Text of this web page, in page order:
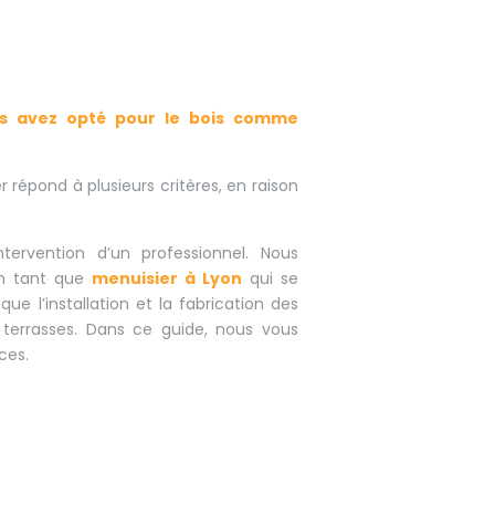
avez opté pour le bois comme
à plusieurs critères, en raison
d’un professionnel. Nous
tant que menuisier à Lyon qui se
l’installation et la fabrication des
Dans ce guide, nous vous